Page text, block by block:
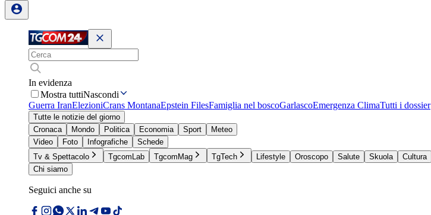
In evidenza
Mostra tuttiNascondi
Guerra IranElezioniCrans MontanaEpstein FilesFamiglia nel boscoGarlascoEmergenza ClimaTutti i dossier
Tutte le notizie del giorno
Cronaca
Mondo Politica Economia Sport
Meteo
Video
Foto Infografiche
Schede
Tv & Spettacolo
TgcomLab TgcomMag TgTech Lifestyle Oroscopo Salute Skuola Cultura
Chi siamo
Seguici anche su